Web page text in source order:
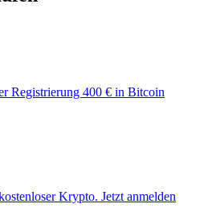
Registrierung 400 € in Bitcoin
Krypto. Jetzt anmelden